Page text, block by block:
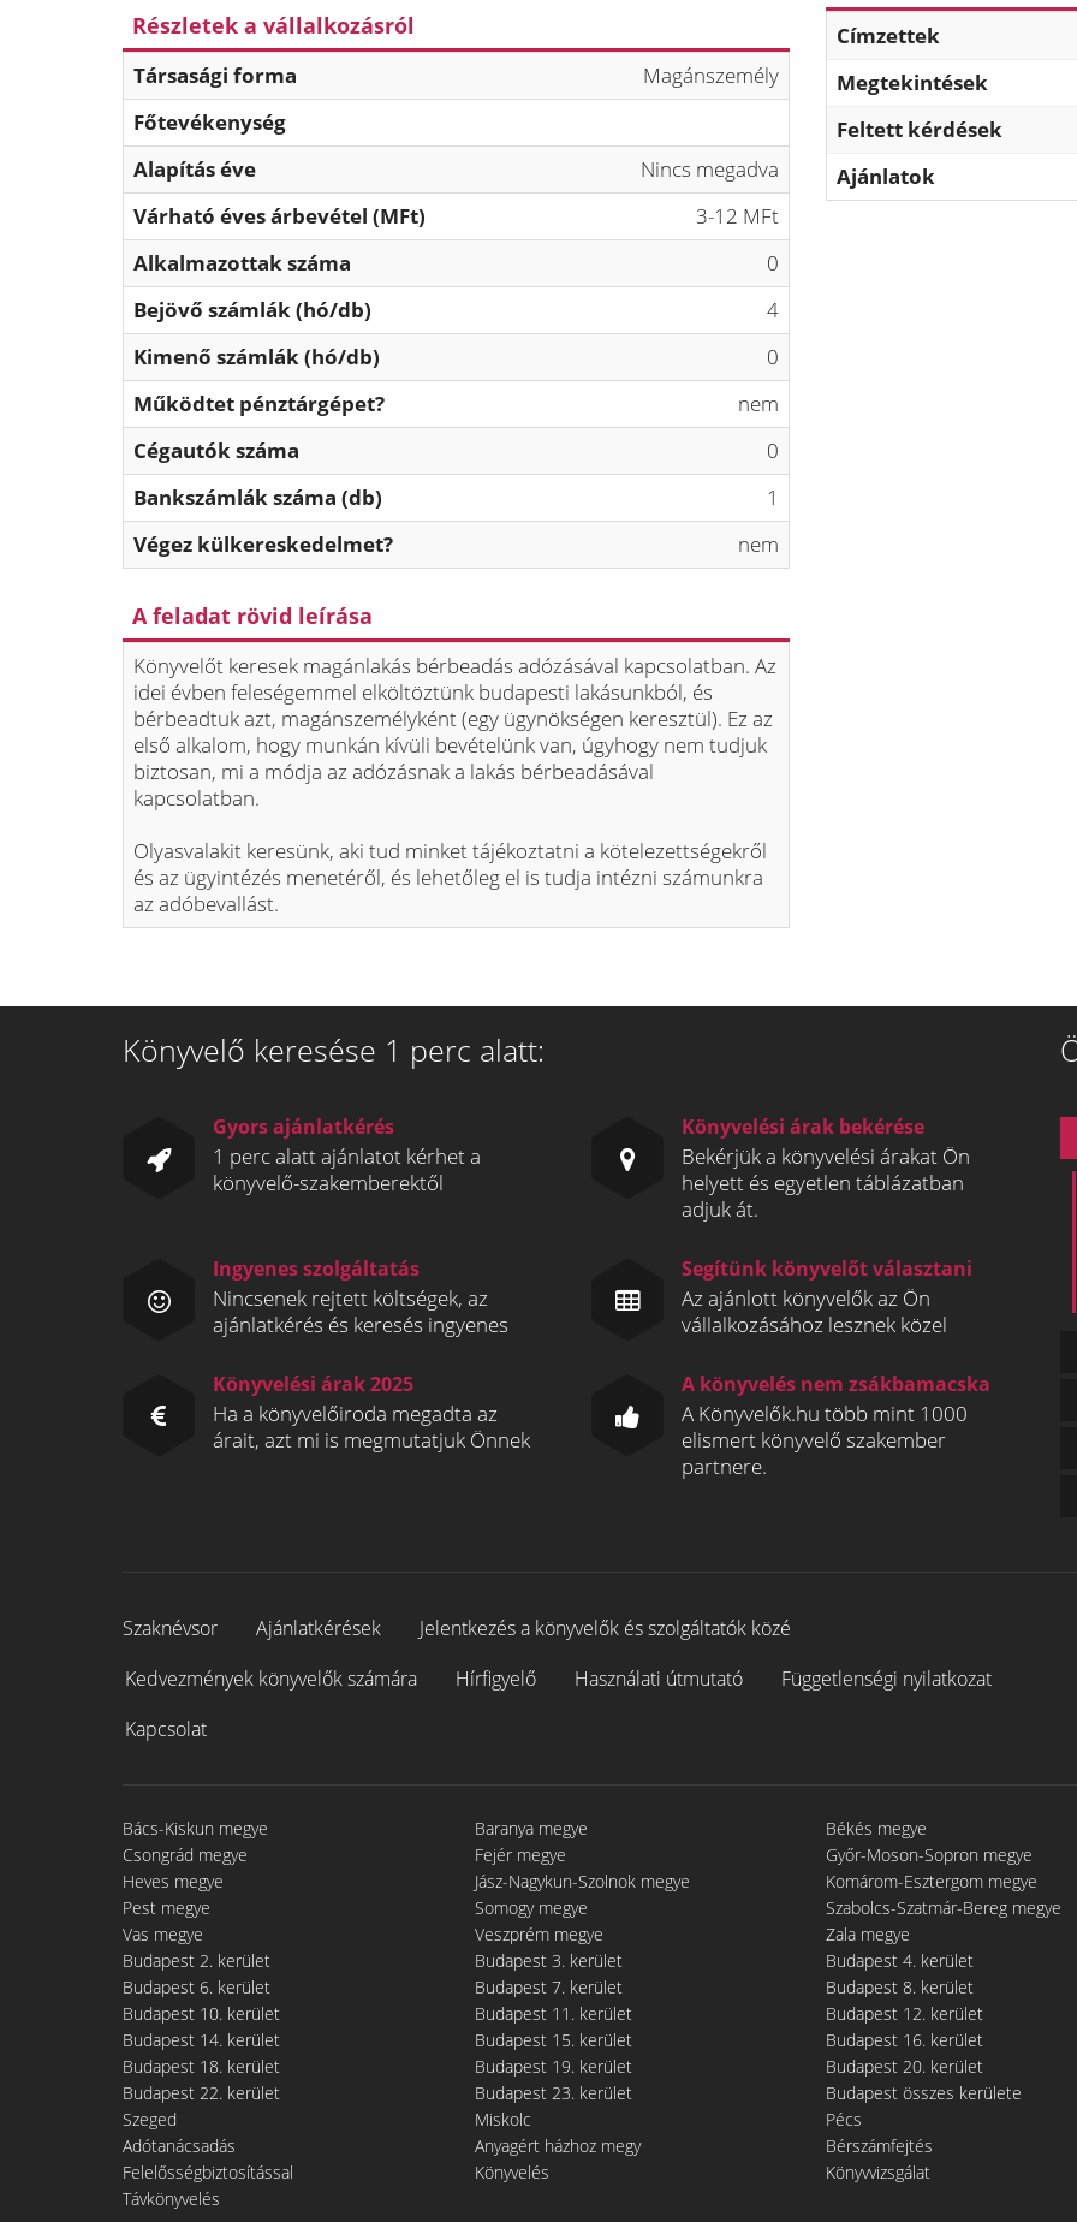
Részletek a vállalkozásról
Társasági forma
Magánszemély
Főtevékenység
Alapítás éve
Nincs megadva
Várható éves árbevétel (MFt)
3-12 MFt
Alkalmazottak száma
0
Bejövő számlák (hó/db)
4
Kimenő számlák (hó/db)
0
Működtet pénztárgépet?
nem
Cégautók száma
0
Bankszámlák száma (db)
1
Végez külkereskedelmet?
nem
A feladat rövid leírása
Könyvelőt keresek magánlakás bérbeadás adózásával kapcsolatban. Az
idei évben feleségemmel elköltöztünk budapesti lakásunkból, és
bérbeadtuk azt, magánszemélyként (egy ügynökségen keresztül). Ez az
első alkalom, hogy munkán kívüli bevételünk van, úgyhogy nem tudjuk
biztosan, mi a módja az adózásnak a lakás bérbeadásával
kapcsolatban.
Olyasvalakit keresünk, aki tud minket tájékoztatni a kötelezettségekről
és az ügyintézés menetéről, és lehetőleg el is tudja intézni számunkra
az adóbevallást.
Címzettek
Megtekintések
Feltett kérdések
Ajánlatok
Könyvelő keresése 1 perc alatt:
Gyors ajánlatkérés
1 perc alatt ajánlatot kérhet a
könyvelő-szakemberektől
Könyvelési árak bekérése
Bekérjük a könyvelési árakat Ön
helyett és egyetlen táblázatban
adjuk át.
Ingyenes szolgáltatás
Nincsenek rejtett költségek, az
ajánlatkérés és keresés ingyenes
Segítünk könyvelőt választani
Az ajánlott könyvelők az Ön
vállalkozásához lesznek közel
Könyvelési árak 2025
Ha a könyvelőiroda megadta az
árait, azt mi is megmutatjuk Önnek
A könyvelés nem zsákbamacska
A Könyvelők.hu több mint 1000
elismert könyvelő szakember
partnere.
Szaknévsor Ajánlatkérések
Jelentkezés a könyvelők és szolgáltatók közé
Kedvezmények könyvelők számára
Hírfigyelő Használati útmutató
Függetlenségi nyilatkozat
Kapcsolat
Bács-Kiskun megye Baranya megye Békés megye
Csongrád megye
Fejér megye Győr-Moson-Sopron megye
Heves megye
Jász-Nagykun-Szolnok megye Komárom-Esztergom megye
Pest megye
Somogy megye Szabolcs-Szatmár-Bereg megye
Vas megye
Veszprém megye Zala megye
Budapest 2. kerület
Budapest 3. kerület Budapest 4. kerület
Budapest 6. kerület
Budapest 7. kerület Budapest 8. kerület
Budapest 10. kerület
Budapest 11. kerület Budapest 12. kerület
Budapest 14. kerület
Budapest 15. kerület Budapest 16. kerület
Budapest 18. kerület
Budapest 19. kerület Budapest 20. kerület
Budapest 22. kerület
Budapest 23. kerület Budapest összes kerülete
Szeged
Miskolc Pécs
Adótanácsadás
Anyagért házhoz megy Bérszámfejtés
Felelősségbiztosítással
Könyvelés Könyvvizsgálat
Távkönyvelés